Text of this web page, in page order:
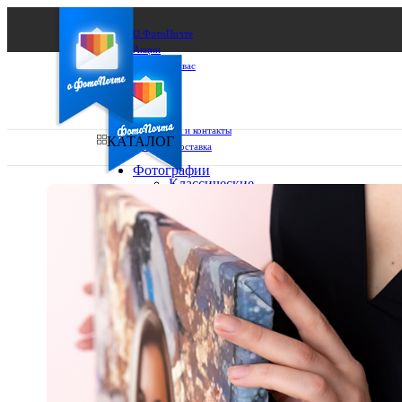
О ФотоПочте
Акции
Сделаем за вас
Бизнесу
FAQ
Франшиза
Поддержка и контакты
Оплата и доставка
Ваш город:
Ваш регион доставки
Выберите из списка:
КАТАЛОГ
Фотографии
Классические
13х18
15х15
15х20
20х20
20х30
30х30
30х40
А4
Фото
в